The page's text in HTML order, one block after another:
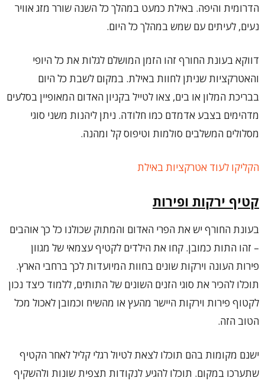
הדרומית והיפה. באילת כמעט במהלך כל השנה שורר מזג אוויר
נעים, לעיתים עם שמש במהלך כל היום.
דווקא בעונת החורף זהו הזמן המושלם לגלות את כל היופי
והאטרקציות שניתן לחוות באילת. במקום לשבת כל היום
בבריכת המלון או בים, צאו לטייל בקניון האדום המאופיין בסלעים
מדהימים בצבע אדמדם כמו חלודה. ניתן ליהנות משני סוגי
מסלולים המשלבים סולמות וטיפוס קל ומהנה.
הקליקו לעוד אטרקציות באילת
קטיף ירקות ופירות
בעונת החורף יש את הפרי האדום והמתוק שכולנו כל כך אוהבים
– זהו התות כמובן. קחו את הילדים לקטיף עצמאי של מגוון
פירות העונה וירקות שונים בחוות המיועדות לכך ברחבי הארץ.
תוכלו להכיר את סוגי הזנים השונים של התותים, ללמוד כיצד נכון
לקטוף פירות וירקות היישר מהעץ או מהשיח וכמובן לאכול מכל
הטוב הזה.
ישנם מקומות בהם תוכלו לצאת לטיול רגלי קליל לאחר הקטיף
שתערכו במקום. תוכלו להגיע לנקודות תצפית שונות ולהשקיף